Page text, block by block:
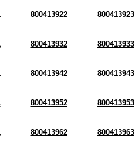
800413922 800413923
800413932 800413933
800413942 800413943
800413952 800413953
800413962 800413963